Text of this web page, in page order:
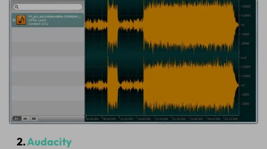
2.Audacity